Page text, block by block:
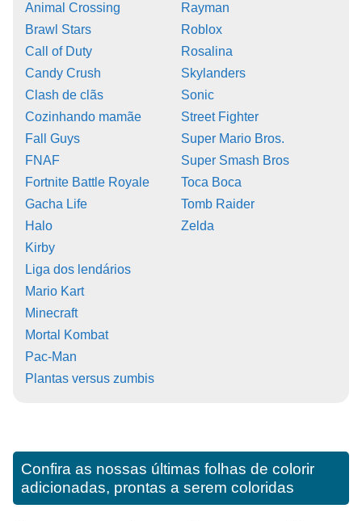
Animal Crossing
Brawl Stars
Call of Duty
Candy Crush
Clash de clãs
Cozinhando mamãe
Fall Guys
FNAF
Fortnite Battle Royale
Gacha Life
Halo
Kirby
Liga dos lendários
Mario Kart
Minecraft
Mortal Kombat
Pac-Man
Plantas versus zumbis
Rayman
Roblox
Rosalina
Skylanders
Sonic
Street Fighter
Super Mario Bros.
Super Smash Bros
Toca Boca
Tomb Raider
Zelda
Confira as nossas últimas folhas de colorir
adicionadas, prontas a serem coloridas